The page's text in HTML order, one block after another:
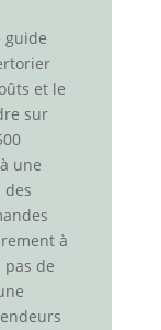
guide
et le
sur
une
des
à
pas de